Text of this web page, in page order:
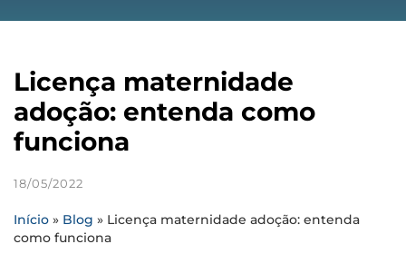
Licença maternidade
adoção: entenda como
funciona
18/05/2022
Início » Blog » Licença maternidade adoção: entenda
como funciona